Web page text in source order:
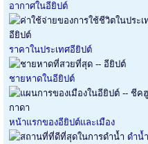
อากาศในอียิปต์
ราคาในประเทศอียิปต์
ชายหาดในอียิปต์
หน้าแรกของอียิปต์และเมือง
ดำน้ำ